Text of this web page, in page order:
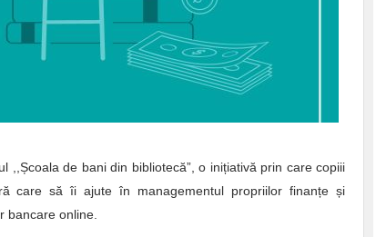
,,Școala de bani din bibliotecă”, o inițiativă prin care copiii
care să îi ajute în managementul propriilor finanțe și
bancare online.